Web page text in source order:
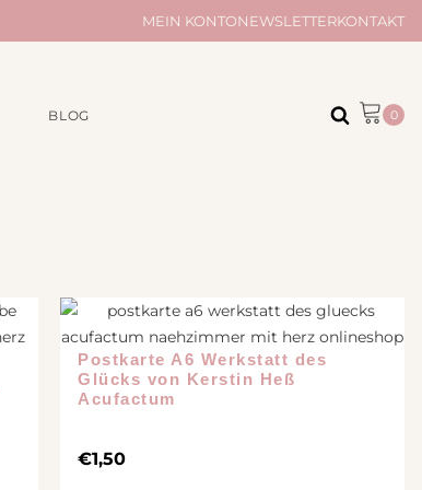
MEIN KONTONEWSLETTERKONTAKT
Kleinigkeiten
Quilts
BLOG
Postkarte A6 Werkstatt des
Glücks von Kerstin Heß
Acufactum
€1,50